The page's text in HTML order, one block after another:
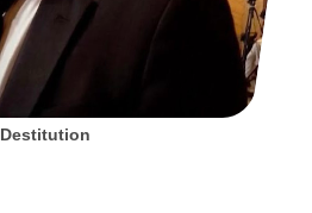
Destitution